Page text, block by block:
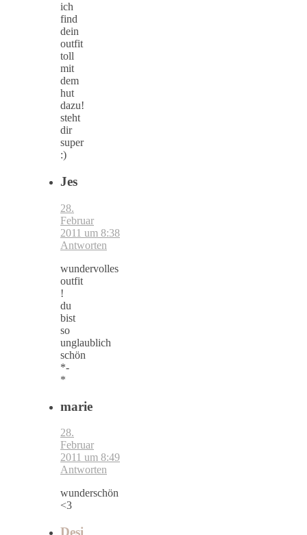
ich
find
dein
outfit
toll
mit
dem
hut
dazu!
steht
dir
super
:)
Jes
28.
Februar
2011 um 8:38
Antworten
wundervolles
outfit
!
du
bist
so
unglaublich
schön
*-
*
marie
28.
Februar
2011 um 8:49
Antworten
wunderschön
<3
Desi